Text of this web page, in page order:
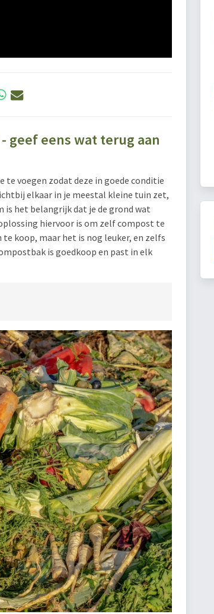
geef eens wat terug aan
voegen zodat deze in goede conditie
elkaar in je meestal kleine tuin zet,
is het belangrijk dat je de grond wat
hiervoor is om zelf compost te
koop, maar het is nog leuker, en zelfs
is goedkoop en past in elk